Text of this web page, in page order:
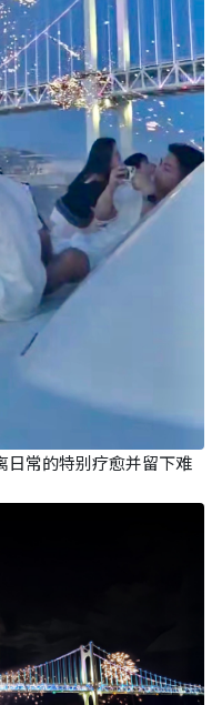
日常的特别疗愈并留下难